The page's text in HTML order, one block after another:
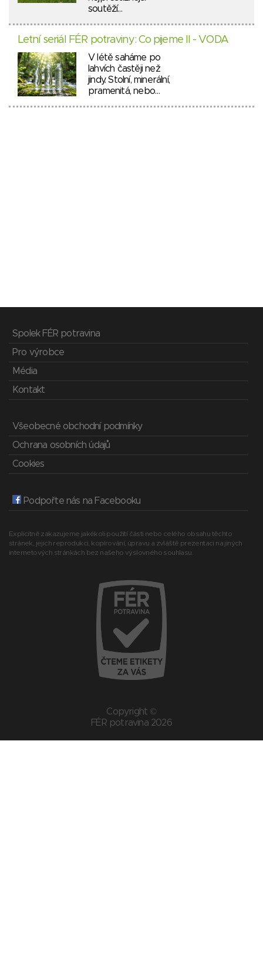
soutěží…
Letní seriál FÉR potraviny: Co pijeme II - VODA
V létě saháme po
lahvích častěji než
jindy. Stolní, minerální,
pramenitá, nebo…
Spolek FÉR potravina
Pro výrobce
Média
Kontakt
Všeobecné obchodní podmínky
Ochrana osobních údajů
Cookies
Podpořte nás na Facebooku
Explicitně zakazujeme jakékoli použití části nebo celého obsahu těchto
stránek, jejich reprodukci, kopírování, úpravu a zvláště prezentaci na jiných
internetových stránkách bez našeho výslovného souhlasu.
Copyright ©
FÉR potravina 2026